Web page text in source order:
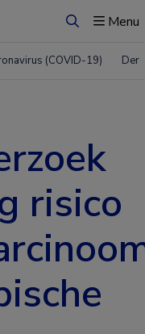
ZoekenMenu
(COVID-19)
risico